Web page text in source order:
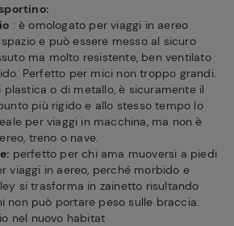
: è omologato per viaggi in aereo
e può essere messo al sicuro
ma molto resistente, ben ventilato
Perfetto per mici non troppo grandi.
o di metallo, è sicuramente il
più rigido e allo stesso tempo lo
per viaggi in macchina, ma non è
treno o nave.
perfetto per chi ama muoversi a piedi
viaggi in aereo, perché morbido e
si trasforma in zainetto risultando
non può portare peso sulle braccia.
nel nuovo habitat